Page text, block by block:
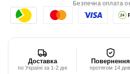
Безпечна оплата
Доставка
по Україні за 1-2 дні
Повернення
протягом 14